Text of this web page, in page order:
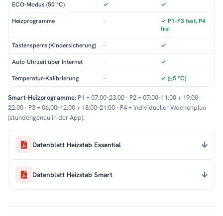
Einfache Montage – In wenigen Schritten
einsatzbereit
bestellt wurde, füllen Sie die passende Thermoflüssigkeit
vorgesehene Öffnung eingeschraubt und sicher fixiert.
Anschließen– Der Heizkörper wird über eine
haushaltsübliche Steckdose betrieben, was eine flexible
Platzierung ermöglicht.
machen die Installation schnell und unkompliziert – ganz ohne
zusätzliches Fachwissen.
Pflegeleicht und hygienisch für den täglichen
ECO-Modus (50 °C) ✓ ✓
Heizprogramme –
✓ P1–P3 fest, P4
frei
Tastensperre (Kindersicherung) – ✓
Auto-Uhrzeit über Internet – ✓
Temperatur-Kalibrierung – ✓ (±5 °C)
Smart-Heizprogramme: P1 = 07:00–23:00 · P2 = 07:00–11:00 + 19:00–
22:00 · P3 = 06:00–12:00 + 18:00–21:00 · P4 = individueller Wochenplan
(stundengenau in der App).
Datenblatt Heizstab Essential
Datenblatt Heizstab Smart